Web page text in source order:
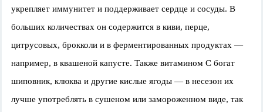
укрепляет иммунитет и поддерживает сердце и сосуды. В
больших количествах он содержится в киви, перце,
цитрусовых, брокколи и в ферментированных продуктах —
например, в квашеной капусте. Также витамином C богат
шиповник, клюква и другие кислые ягоды — в несезон их
лучше употреблять в сушеном или замороженном виде, так